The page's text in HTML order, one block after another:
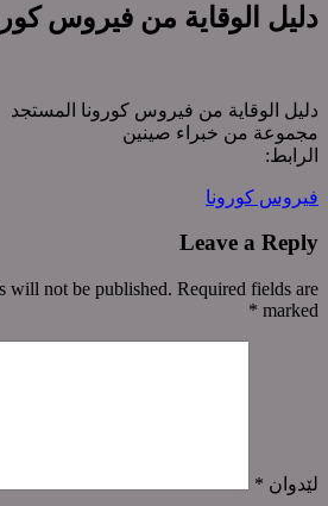
دلیل الوقایة من فیروس
دلیل الوقایة من فیروس کورونا المستجد
مجموعة من خبراء صینین
الرابط:
فیروس کورونا
Leave a Reply
will not be published. Required fields are
marked
*
لێدوان *